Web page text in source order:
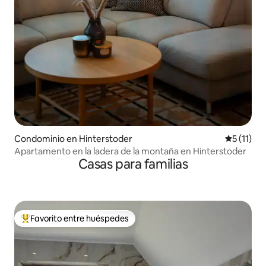
Condominio en Hinterstoder
5 (11)
Apartamento en la ladera de la montaña en Hinterstoder
Casas para familias
De los mejores en Favorito entre huéspedes
Favorito entre huéspedes